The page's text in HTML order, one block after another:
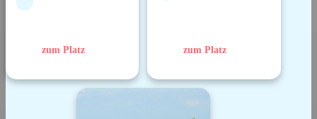
zum Platz zum Platz